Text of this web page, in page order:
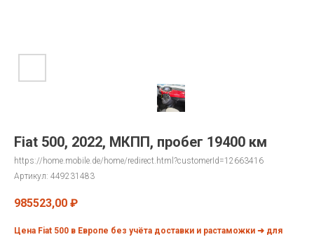
Fiat 500, 2022, МКПП, пробег 19400 км
https://home.mobile.de/home/redirect.html?customerId=12663416
Артикул: 449231483
985523,00 ₽
Цена Fiat 500 в Европе без учёта доставки и растаможки ➜ для